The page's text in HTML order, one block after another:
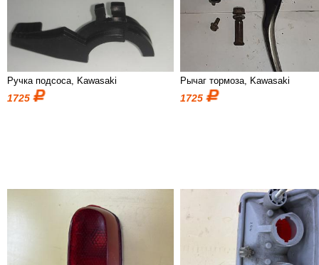
Ручка подсоса, Kawasaki
1725
Рычаг тормоза, Kawasaki
1725